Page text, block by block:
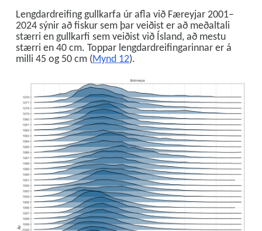
Lengdardreifing gullkarfa úr afla við Færeyjar 2001–
2024 sýnir að fiskur sem þar veiðist er að meðaltali
stærri en gullkarfi sem veiðist við Ísland, að mestu
stærri en 40 cm. Toppar lengdardreifingarinnar er á
milli 45 og 50 cm (Mynd 12).